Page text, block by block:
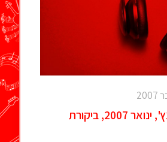
פסטיבל פונץ', ינואר 2007, ביקורת